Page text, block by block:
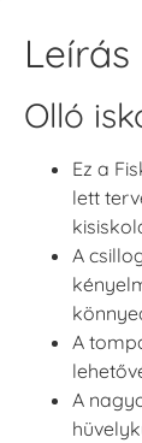
Leírás
Olló
Ez a
lett
A
A
A